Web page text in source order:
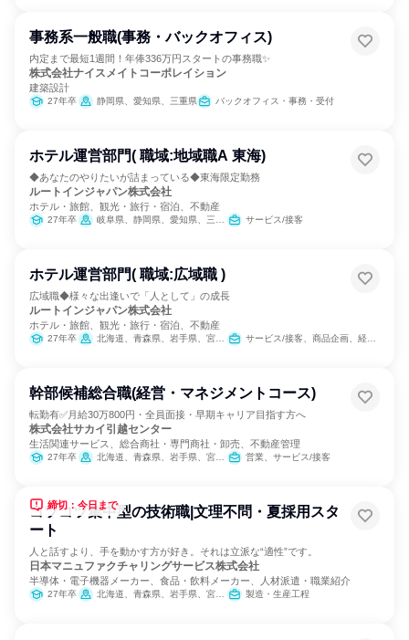
事務系一般職(事務・バックオフィス)
内定まで最短1週間！年俸336万円スタートの事務職✨
株式会社ナイスメイトコーポレイション
建築設計
27年卒 静岡県、愛知県、三重県 バックオフィス・事務・受付
ホテル運営部門( 職域:地域職A 東海)
◆あなたのやりたいが詰まっている◆東海限定勤務
ルートインジャパン株式会社
ホテル・旅館、観光・旅行・宿泊、不動産
27年卒 岐阜県、静岡県、愛知県、三重県 サービス/接客
ホテル運営部門( 職域:広域職 )
広域職◆様々な出逢いで「人として」の成長
ルートインジャパン株式会社
ホテル・旅館、観光・旅行・宿泊、不動産
27年卒 北海道、青森県、岩手県、宮城県、秋田県、山形県、福島県、茨城県、栃木県、群馬県、埼玉県、千葉県、東京都、神奈川県、新潟県、富山県、石川県、福井県、山梨県、長野県、岐阜県、静岡県、愛知県、三重県、滋賀県、京都府、大阪府、兵庫県、奈良県、和歌山県、鳥取県、島根県、岡山県、広島県、山口県、徳島県、香川県、愛媛県、福岡県、佐賀県、長崎県、熊本県、大分県、宮崎県、鹿児島県、沖縄県 サービス/接客、商品企画、経営/事業企画
幹部候補総合職(経営・マネジメントコース)
転勤有✅月給30万800円・全員面接・早期キャリア目指す方へ
株式会社サカイ引越センター
生活関連サービス、総合商社・専門商社・卸売、不動産管理
27年卒 北海道、青森県、岩手県、宮城県、秋田県、山形県、福島県、茨城県、栃木県、群馬県、埼玉県、千葉県、東京都、神奈川県、新潟県、富山県、石川県、福井県、山梨県、長野県、岐阜県、静岡県、愛知県、三重県、滋賀県、京都府、大阪府、兵庫県、奈良県、和歌山県、鳥取県、島根県、岡山県、広島県、山口県、徳島県、香川県、愛媛県、高知県、福岡県、佐賀県、長崎県、熊本県、大分県、宮崎県、鹿児島県、沖縄県 営業、サービス/接客
締切：今日まで
コツコツ集中型の技術職|文理不問・夏採用スタ
ート
人と話すより、手を動かす方が好き。それは立派な“適性”です。
日本マニュファクチャリングサービス株式会社
半導体・電子機器メーカー、食品・飲料メーカー、人材派遣・職業紹介
27年卒 北海道、青森県、岩手県、宮城県、秋田県、山形県、福島県、茨城県、栃木県、群馬県、埼玉県、千葉県、東京都、神奈川県、新潟県、富山県、石川県、福井県、山梨県、長野県、岐阜県、静岡県、愛知県、三重県、滋賀県、京都府、大阪府、兵庫県、奈良県、和歌山県、鳥取県、島根県、岡山県、広島県、山口県、徳島県、香川県、愛媛県、高知県、福岡県、佐賀県、長崎県、熊本県、大分県、宮崎県、鹿児島県、沖縄県 製造・生産工程